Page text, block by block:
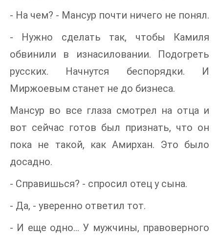
- На чем? - Мансур почти ничего не понял.
- Нужно сделать так, чтобы Камиля
обвинили в изнасиловании. Подогреть
русских. Начнутся беспорядки. И
Миржоевым станет не до бизнеса.
Мансур во все глаза смотрел на отца и
вот сейчас готов был признать, что он
пока не такой, как Амирхан. Это было
досадно.
- Справишься? - спросил отец у сына.
- Да, - уверенно ответил тот.
- И еще одно... У мужчины, правоверного